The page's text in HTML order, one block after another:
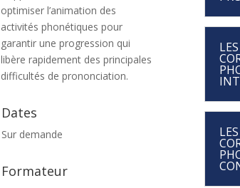
optimiser l’animation des
activités phonétiques pour
garantir une progression qui
libère rapidement des principales
difficultés de prononciation.
Dates
Sur demande
Formateur